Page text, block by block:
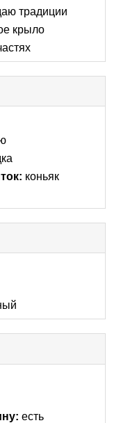
традиции
крыло
коньяк
есть